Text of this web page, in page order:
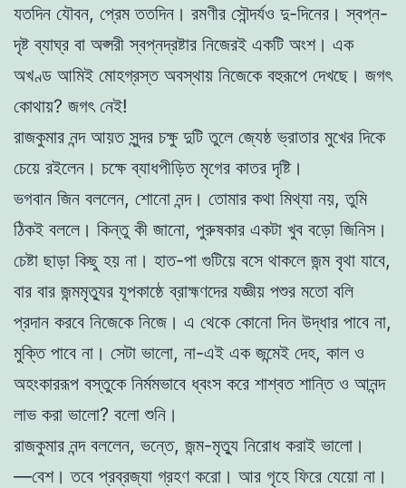
যতদিন যৌবন, প্রেম ততদিন। রমণীর সৌন্দর্যও দু-দিনের। স্বপ্ন-
দৃষ্ট ব্যাঘ্র বা অপ্সরী স্বপ্নদ্রষ্টার নিজেরই একটি অংশ। এক
অখণ্ড আমিই মোহগ্রস্ত অবস্থায় নিজেকে বহুরূপে দেখছে। জগৎ
কোথায়? জগৎ নেই!
রাজকুমার নন্দ আয়ত সুন্দর চক্ষু দুটি তুলে জ্যেষ্ঠ ভ্রাতার মুখের দিকে
চেয়ে রইলেন। চক্ষে ব্যাধপীড়িত মৃগের কাতর দৃষ্টি।
ভগবান জিন বললেন, শোনো নন্দ। তোমার কথা মিথ্যা নয়, তুমি
ঠিকই বললে। কিন্তু কী জানো, পুরুষকার একটা খুব বড়ো জিনিস।
চেষ্টা ছাড়া কিছু হয় না। হাত-পা গুটিয়ে বসে থাকলে জন্ম বৃথা যাবে,
বার বার জন্মমৃত্যুর যূপকাষ্ঠে ব্রাহ্মণদের যজ্ঞীয় পশুর মতো বলি
প্রদান করবে নিজেকে নিজে। এ থেকে কোনো দিন উদ্ধার পাবে না,
মুক্তি পাবে না। সেটা ভালো, না-এই এক জন্মেই দেহ, কাল ও
অহংকাররূপ বস্তুকে নির্মমভাবে ধ্বংস করে শাশ্বত শান্তি ও আনন্দ
লাভ করা ভালো? বলো শুনি।
রাজকুমার নন্দ বললেন, ভন্তে, জন্ম-মৃত্যু নিরোধ করাই ভালো।
—বেশ। তবে প্রব্রজ্যা গ্রহণ করো। আর গৃহে ফিরে যেয়ো না।